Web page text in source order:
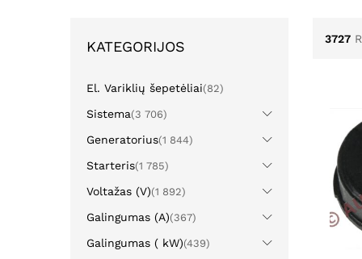
3727
KATEGORIJOS
El. Variklių šepetėliai(82)
Sistema(3 706)
Generatorius(1 844)
Starteris(1 785)
Voltažas (V)(1 892)
Galingumas (A)(367)
Galingumas ( kW)(439)